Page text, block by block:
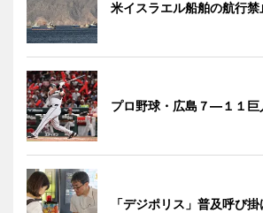
米イスラエル船舶の航行禁
プロ野球・広島７―１１巨
「デジポリス」普及呼び掛